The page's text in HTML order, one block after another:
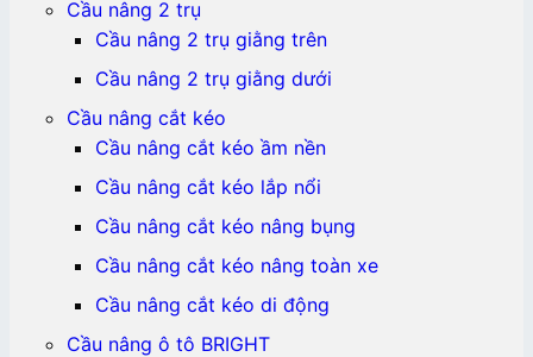
Cầu nâng 2 trụ
Cầu nâng 2 trụ giằng trên
Cầu nâng 2 trụ giằng dưới
Cầu nâng cắt kéo
Cầu nâng cắt kéo ầm nền
Cầu nâng cắt kéo lắp nổi
Cầu nâng cắt kéo nâng bụng
Cầu nâng cắt kéo nâng toàn xe
Cầu nâng cắt kéo di động
Cầu nâng ô tô BRIGHT